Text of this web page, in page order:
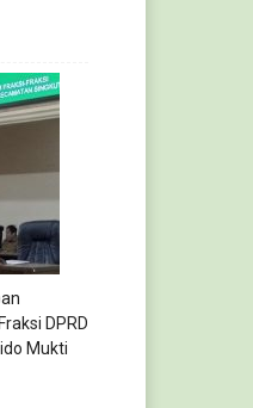
DPRD
Mukti